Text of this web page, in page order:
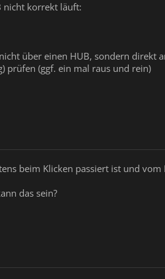
nicht korrekt läuft:
über einen HUB, sondern direkt
prüfen (ggf. ein mal raus und rein)
beim Klicken passiert ist und
das sein?